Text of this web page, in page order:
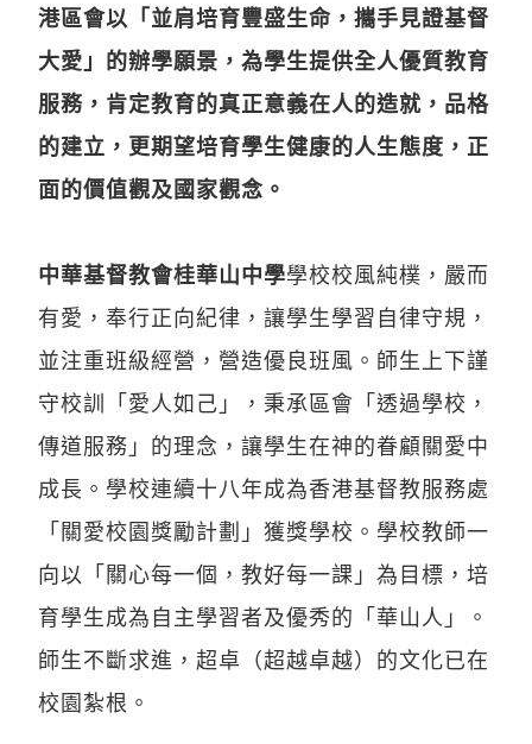
港區會以「並肩培育豐盛生命，攜手見證基督
大愛」的辦學願景，為學生提供全人優質教育
服務，肯定教育的真正意義在人的造就，品格
的建立，更期望培育學生健康的人生態度，正
面的價值觀及國家觀念。
中華基督教會桂華山中學學校校風純樸，嚴而
有愛，奉行正向紀律，讓學生學習自律守規，
並注重班級經營，營造優良班風。師生上下謹
守校訓「愛人如己」，秉承區會「透過學校，
傳道服務」的理念，讓學生在神的眷顧關愛中
成長。學校連續十八年成為香港基督教服務處
「關愛校園獎勵計劃」獲獎學校。學校教師一
向以「關心每一個，教好每一課」為目標，培
育學生成為自主學習者及優秀的「華山人」。
師生不斷求進，超卓（超越卓越）的文化已在
校園紮根。